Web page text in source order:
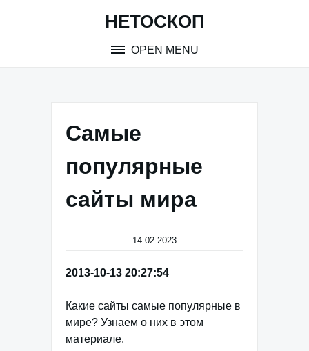
НЕТОСКОП
OPEN MENU
Самые
популярные
сайты мира
14.02.2023
2013-10-13 20:27:54
Какие сайты самые популярные в
мире? Узнаем о них в этом
материале.